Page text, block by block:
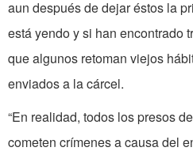
aun después de dejar éstos la
está yendo y si han encontrado
que algunos retoman viejos
enviados a la cárcel.
“En realidad, todos los presos
cometen crímenes a causa del